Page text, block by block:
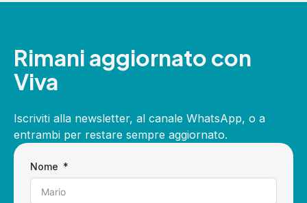
Rimani aggiornato con
Viva
Iscriviti alla newsletter, al canale WhatsApp, o a
entrambi per restare sempre aggiornato.
Nome